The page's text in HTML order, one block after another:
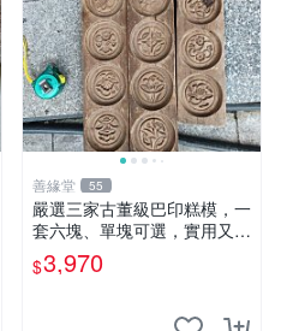
善緣堂 55
嚴選三家古董級巴印糕模，一
套六塊、單塊可選，實用又有
故事感，老物件自然磨損顯真
摯情感。三塊同款、二塊六個
圖，誠意價販售中，非老
$3,970